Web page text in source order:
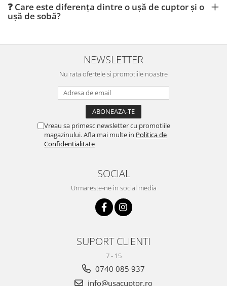
❓ Care este diferența dintre o ușă de cuptor și o
ușă de sobă?
NEWSLETTER
Nu rata ofertele si promotiile noastre
Vreau sa primesc newsletter cu promotiile
magazinului. Afla mai multe in Politica de
Confidentialitate
SOCIAL
Urmareste-ne in social media
SUPORT CLIENTI
7 - 15
0740 085 937
info@usacuptor.ro